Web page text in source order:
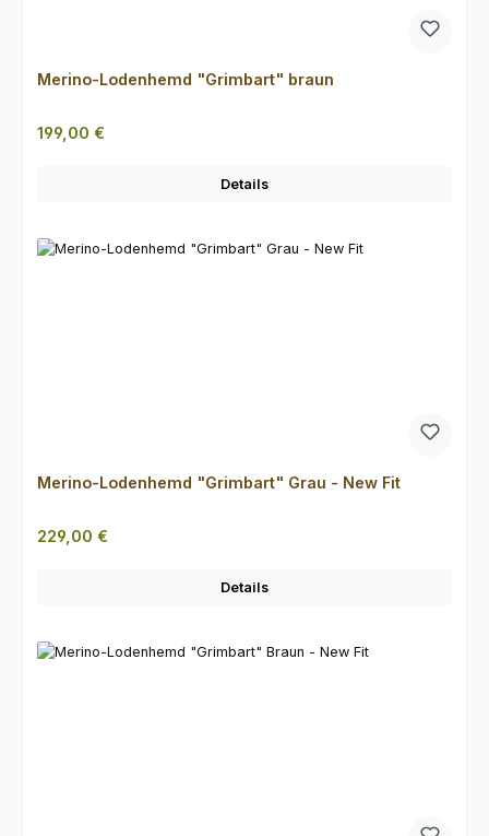
Merino-Lodenhemd "Grimbart" braun
Regulärer Preis:
199,00 €
Details
Merino-Lodenhemd "Grimbart" Grau - New Fit
Regulärer Preis:
229,00 €
Details